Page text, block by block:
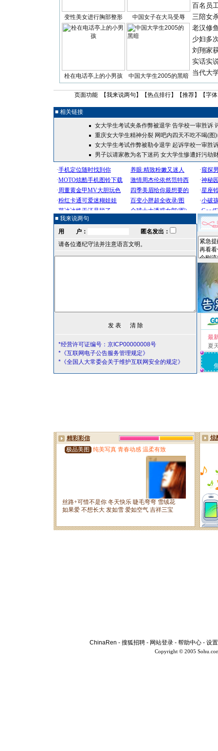
变性美女进行胸部整形 中国女子在大马受辱
栓在电话亭上的小男孩 中国大学生2005的黑暗
百名员
三陪女
老汉修
少妇多
刘翔家
实话实
当代大
页面功能 【我来说两句 】【热点排行】【推荐】【字
■ 相关链接
女大学生考试夹条作弊被退学 告学校一审胜诉
重庆女大学生精神分裂 网吧内四天不吃不喝(图)
女大学生考试作弊被勒令退学 起诉学校一审胜
男子以请家教为名下迷药 女大学生惨遭奸污劫
■ 我来说两句
用 户：
匿名发出：
请各位遵纪守法并注意语言文明。
*经营许可证编号：京ICP00000008号
*《互联网电子公告服务管理规定》
*《全国人大常委会关于维护互联网安全的规定》
最
夏
ChinaRen - 搜狐招聘 - 网站登录 - 帮助中心 - 设
Copyright © 2005